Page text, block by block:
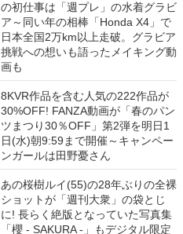
の初仕事は「週プレ」の水着グラビ
ア～同い年の相棒「Honda X4」で
日本全国2万km以上走破。グラビア
挑戦への想いも語ったメイキング動
画も
8KVR作品を含む人気の222作品が
30%OFF! FANZA動画が「春のパン
ツまつり30％OFF」第2弾を明日1
日(水)朝9:59まで開催～キャンペー
ンガールは田野憂さん
あの桜樹ルイ(55)の28年ぶりの全裸
ショットが「週刊大衆」の袋とじ
に! 長らく絶版となっていた写真集
「櫻 - SAKURA -」もデジタル限定